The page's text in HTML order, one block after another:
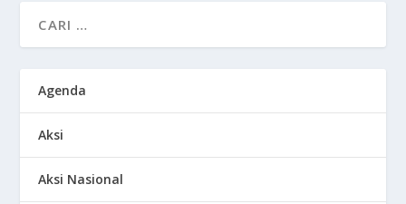
Agenda
Aksi
Aksi Nasional